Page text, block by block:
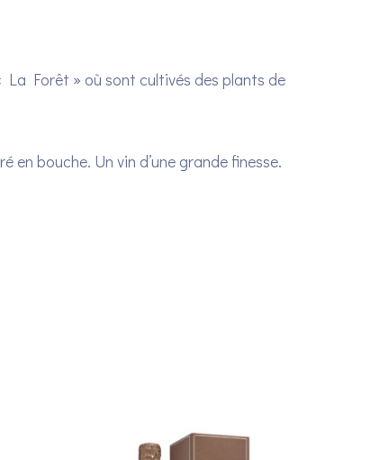
Forêt » où sont cultivés des plants de
bouche. Un vin d’une grande finesse.
This is an optional, highly